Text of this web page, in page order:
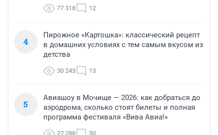
77 318 12
4
Пирожное «Картошка»: классический рецепт
в домашних условиях с тем самым вкусом из
детства
30 243 13
5
Авиашоу в Мочище — 2026: как добраться до
аэродрома, сколько стоят билеты и полная
программа фестиваля «Вива Авиа!»
27 288 50